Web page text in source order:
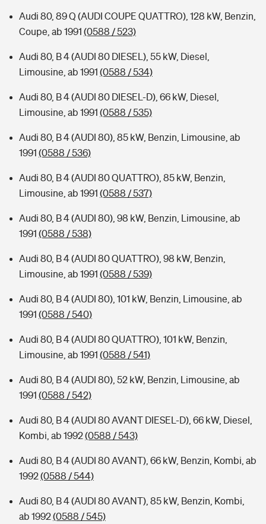
Audi 80, 89 Q (AUDI COUPE QUATTRO), 128 kW, Benzin,
Coupe, ab 1991 (0588 / 523)
Audi 80, B 4 (AUDI 80 DIESEL), 55 kW, Diesel,
Limousine, ab 1991 (0588 / 534)
Audi 80, B 4 (AUDI 80 DIESEL-D), 66 kW, Diesel,
Limousine, ab 1991 (0588 / 535)
Audi 80, B 4 (AUDI 80), 85 kW, Benzin, Limousine, ab
1991 (0588 / 536)
Audi 80, B 4 (AUDI 80 QUATTRO), 85 kW, Benzin,
Limousine, ab 1991 (0588 / 537)
Audi 80, B 4 (AUDI 80), 98 kW, Benzin, Limousine, ab
1991 (0588 / 538)
Audi 80, B 4 (AUDI 80 QUATTRO), 98 kW, Benzin,
Limousine, ab 1991 (0588 / 539)
Audi 80, B 4 (AUDI 80), 101 kW, Benzin, Limousine, ab
1991 (0588 / 540)
Audi 80, B 4 (AUDI 80 QUATTRO), 101 kW, Benzin,
Limousine, ab 1991 (0588 / 541)
Audi 80, B 4 (AUDI 80), 52 kW, Benzin, Limousine, ab
1991 (0588 / 542)
Audi 80, B 4 (AUDI 80 AVANT DIESEL-D), 66 kW, Diesel,
Kombi, ab 1992(0588 / 543)
Audi 80, B 4 (AUDI 80 AVANT), 66 kW, Benzin, Kombi, ab
1992(0588 / 544)
Audi 80, B 4 (AUDI 80 AVANT), 85 kW, Benzin, Kombi,
ab 1992(0588 / 545)